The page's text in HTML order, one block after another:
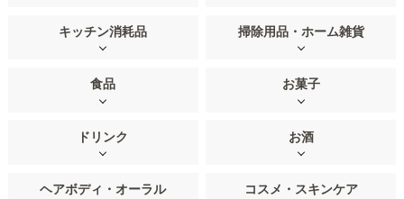
キッチン消耗品 掃除用品・ホーム雑貨
食品 お菓子
ドリンク お酒
ヘアボディ・オーラル コスメ・スキンケア